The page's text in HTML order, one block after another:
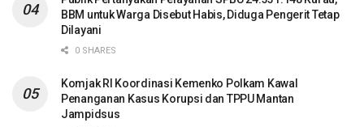
BBM untuk Warga Disebut Habis, Diduga Pengerit Tetap
Dilayani
0 SHARES
Komjak RI Koordinasi Kemenko Polkam Kawal
Penanganan Kasus Korupsi dan TPPU Mantan
Jampidsus